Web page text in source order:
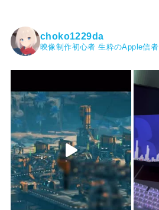
choko1229da
映像制作初心者 生粋のApple信者